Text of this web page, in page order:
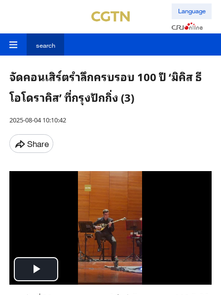
Language
search
จัดคอนเสิร์ตรำลึกครบรอบ 100 ปี ‘มิคิส ธี
โอโดราคิส’ ที่กรุงปักกิ่ง (3)
2025-08-04 10:10:42
Share
Play